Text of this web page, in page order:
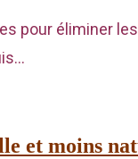
pour éliminer
et moins